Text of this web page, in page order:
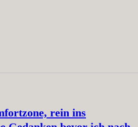
rein ins